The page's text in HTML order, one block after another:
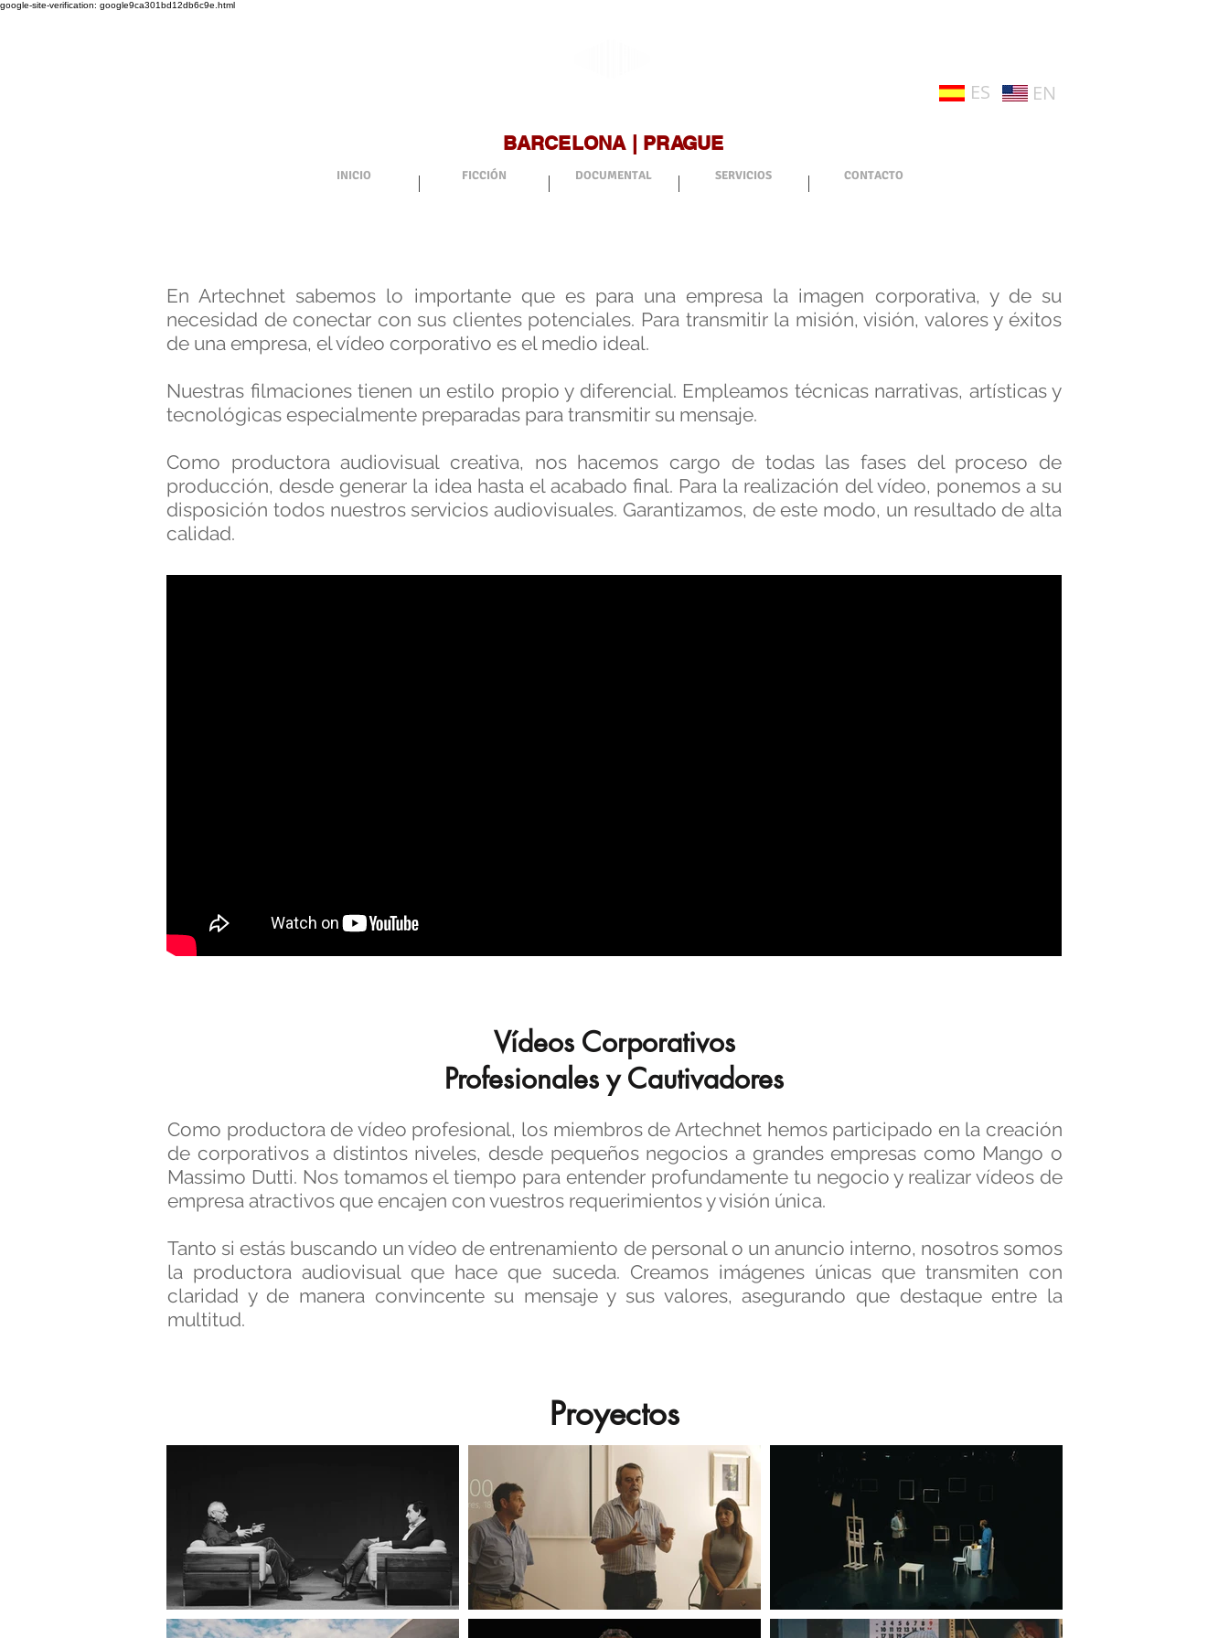
google-site-verification: google9ca301bd12db6c9e.html
BARCELONA | PRAGUE
ES EN
INICIO FICCIÓN DOCUMENTAL SERVICIOS CONTACTO
En Artechnet sabemos lo importante que es para una empresa la imagen corporativa, y de su
necesidad de conectar con sus clientes potenciales. Para transmitir la misión, visión, valores y éxitos
de una empresa, el vídeo corporativo es el medio ideal.
Nuestras filmaciones tienen un estilo propio y diferencial. Empleamos técnicas narrativas, artísticas y
tecnológicas especialmente preparadas para transmitir su mensaje.
Como productora audiovisual creativa, nos hacemos cargo de todas las fases del proceso de
producción, desde generar la idea hasta el acabado final. Para la realización del vídeo, ponemos a su
disposición todos nuestros servicios audiovisuales. Garantizamos, de este modo, un resultado de alta
calidad.
Vídeos Corporativos
Profesionales y Cautivadores
Como productora de vídeo profesional, los miembros de Artechnet hemos participado en la creación
de corporativos a distintos niveles, desde pequeños negocios a grandes empresas como Mango o
Massimo Dutti. Nos tomamos el tiempo para entender profundamente tu negocio y realizar vídeos de
empresa atractivos que encajen con vuestros requerimientos y visión única.
Tanto si estás buscando un vídeo de entrenamiento de personal o un anuncio interno, nosotros somos
la productora audiovisual que hace que suceda. Creamos imágenes únicas que transmiten con
claridad y de manera convincente su mensaje y sus valores, asegurando que destaque entre la
multitud.
Proyectos